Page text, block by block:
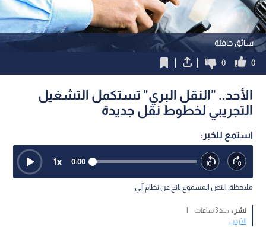
سائق حافلة
0
0
الأحد.. "النقل البري" تستكمل التشغيل
التجريبي لخطوط نقل جديدة
استمع للخبر:
0:00
1x
ملاحظة: النص المسموع ناتج عن نظام آلي
نشر : منذ 3 ساعات
|
الأردن